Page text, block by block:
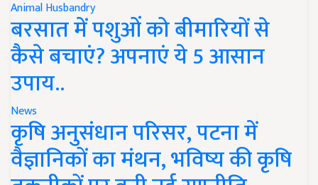
Animal Husbandry
बरसात में पशुओं को बीमारियों से
कैसे बचाएं? अपनाएं ये 5 आसान
उपाय..
News
कृषि अनुसंधान परिसर, पटना में
वैज्ञानिकों का मंथन, भविष्य की कृषि